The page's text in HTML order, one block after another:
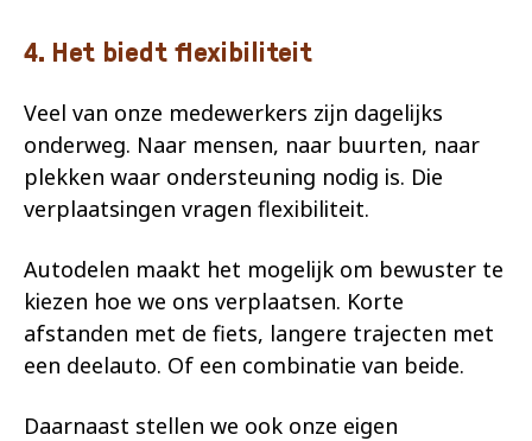
4. Het biedt flexibiliteit
Veel van onze medewerkers zijn dagelijks
onderweg. Naar mensen, naar buurten, naar
plekken waar ondersteuning nodig is. Die
verplaatsingen vragen flexibiliteit.
Autodelen maakt het mogelijk om bewuster te
kiezen hoe we ons verplaatsen. Korte
afstanden met de fiets, langere trajecten met
een deelauto. Of een combinatie van beide.
Daarnaast stellen we ook onze eigen